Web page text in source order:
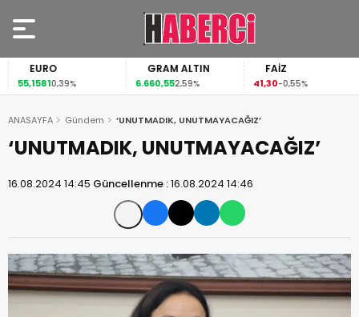
EURO
55,15810,39%
GRAM ALTIN
6.660,552,59%
FAİZ
41,30-0,55%
ANASAYFA Gündem ‘UNUTMADIK, UNUTMAYACAĞIZ’
‘UNUTMADIK, UNUTMAYACAĞIZ’
16.08.2024 14:45 Güncellenme :16.08.2024 14:46